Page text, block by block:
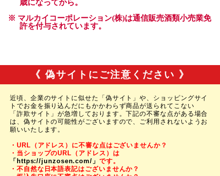
《 偽サイトにご注意ください 》
近頃、企業のサイトに似せた「偽サイト」や、ショッピングサイ
トでお金を振り込んだにもかかわらず商品が送られてこない
「詐欺サイト」が急増しております。下記の不審な点がある場合
は、偽サイトの可能性がございますので、ご利用されないようお
願いいたします。
・URL（アドレス）に不審な点はございませんか？
・当ショップのURL（アドレス）は
「https://junzosen.com/」 です。
・不自然な日本語表記はございませんか？